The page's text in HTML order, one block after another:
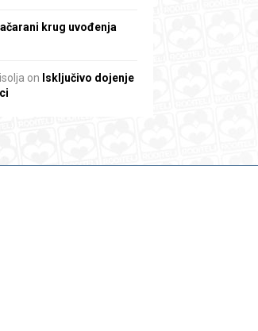
krug uvođenja
on Isključivo dojenje